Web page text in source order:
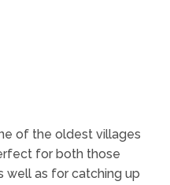
of the oldest villages
for both those
well as for catching up